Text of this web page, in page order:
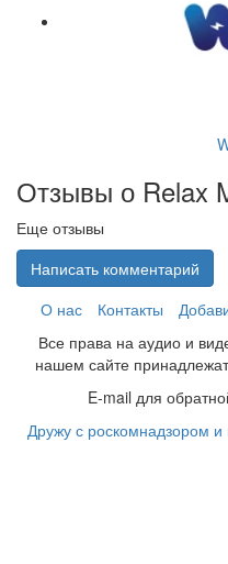
Отзывы о Relax
Еще отзывы
Написать комментарий
О нас
Контакты
Все права на аудио и
нашем сайте
E-mail для
Дружу с роскомнадзором